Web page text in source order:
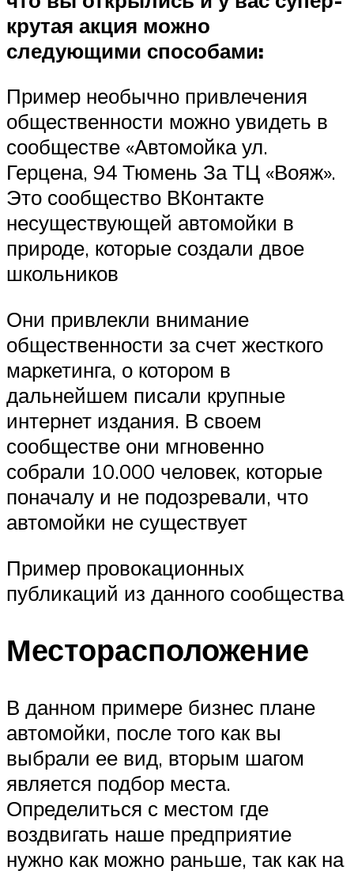
крутая акция можно
следующими способами:
Пример необычно привлечения
общественности можно увидеть в
сообществе «Автомойка ул.
Герцена, 94 Тюмень За ТЦ «Вояж».
Это сообщество ВКонтакте
несуществующей автомойки в
природе, которые создали двое
школьников
Они привлекли внимание
общественности за счет жесткого
маркетинга, о котором в
дальнейшем писали крупные
интернет издания. В своем
сообществе они мгновенно
собрали 10.000 человек, которые
поначалу и не подозревали, что
автомойки не существует
Пример провокационных
публикаций из данного сообщества
Месторасположение
В данном примере бизнес плане
автомойки, после того как вы
выбрали ее вид, вторым шагом
является подбор места.
Определиться с местом где
воздвигать наше предприятие
нужно как можно раньше, так как на